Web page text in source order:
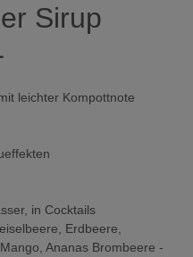
Sirup
leichter Kompottnote
in Cocktails
Erdbeere,
Ananas Brombeere -